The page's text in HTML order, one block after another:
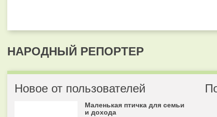
НАРОДНЫЙ РЕПОРТЕР
Новое от пользователей
Маленькая птичка для семьи
и дохода